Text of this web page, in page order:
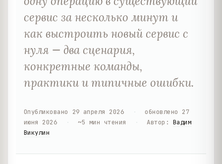
сервис за несколько минут и
как выстроить новый сервис с
нуля — два сценария,
конкретные команды,
практики и типичные ошибки.
Опубликовано 29 апреля 2026 обновлено 27
июня 2026
~5 мин чтения Автор : Вадим
Викулин